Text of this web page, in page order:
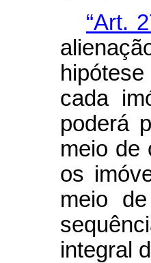
“Art.
cada
poderá
meio de
os
meio
integral